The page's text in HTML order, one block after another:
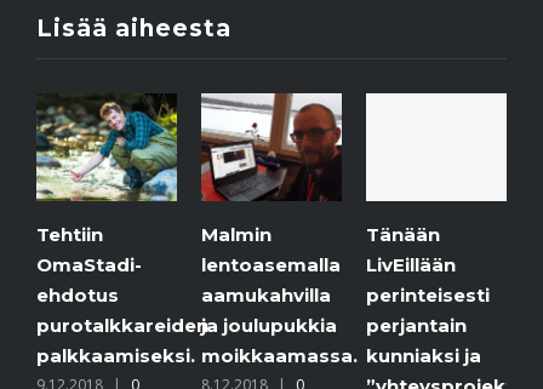
Lisää aiheesta
Tehtiin
OmaStadi-
ehdotus
purotalkkareiden
palkkaamiseksi.
Malmin
lentoasemalla
aamukahvilla
ja joulupukkia
moikkaamassa.
Tänään
LivEillään
perinteisesti
perjantain
kunniaksi ja